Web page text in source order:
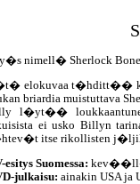
nimell� Sherlock
elokuvaa t�hditt��
briardia muistuttava
l�yt��
ei usko Billyn
itse rikollisten
esitys Suomessa:
julkaisu: ainakin USA ja